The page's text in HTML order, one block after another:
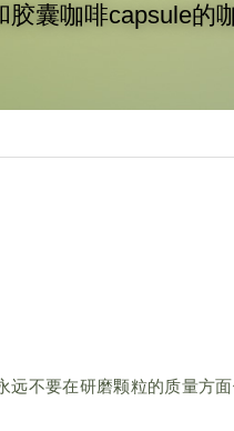
胶囊咖啡capsule的
远不要在研磨颗粒的质量方